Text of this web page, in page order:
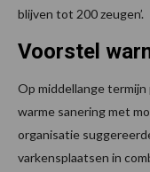
blijven tot 200 zeugen’.
Voorstel
Op middellange
warme sanering met
organisatie
varkensplaatsen in